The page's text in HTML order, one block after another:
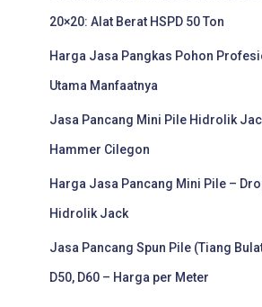
20×20: Alat Berat HSPD 50 Ton
Harga Jasa Pangkas Pohon
Utama Manfaatnya
Jasa Pancang Mini Pile Hidrolik
Hammer Cilegon
Harga Jasa Pancang Mini Pile –
Hidrolik Jack
Jasa Pancang Spun Pile (Tiang
D50, D60 – Harga per Meter